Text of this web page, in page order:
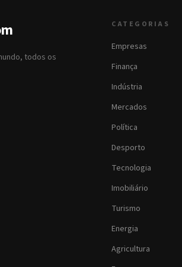
todos os
CATEGORIAS
Empresas
Finança
Indústria
Mercados
Política
Desporto
Tecnologia
Imobiliário
Turismo
Energia
Agricultura